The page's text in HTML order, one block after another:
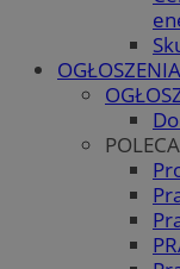
OGŁOSZENIA